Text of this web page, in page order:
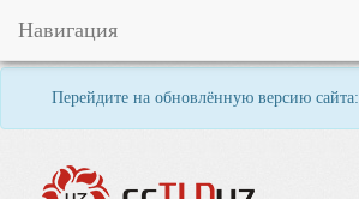
Перейдите на обновлённую версию сайта:
Навигация